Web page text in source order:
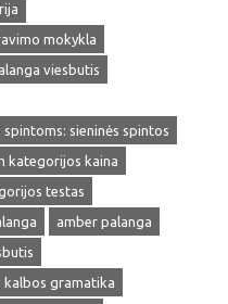
mokykla
alanga viesbutis
sieninės spintos
kategorijos kaina
testas
amber palanga
kalbos gramatika